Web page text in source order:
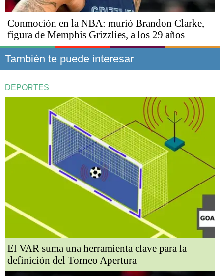
Conmoción en la NBA: murió Brandon Clarke,
figura de Memphis Grizzlies, a los 29 años
También te puede interesar
DEPORTES
El VAR suma una herramienta clave para la
definición del Torneo Apertura